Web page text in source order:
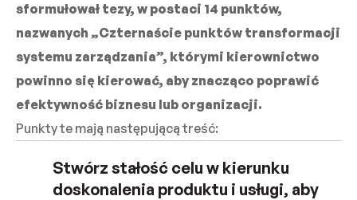
sformułował tezy, w postaci 14 punktów,
nazwanych „Czternaście punktów transformacji
systemu zarządzania”, którymi kierownictwo
powinno się kierować, aby znacząco poprawić
efektywność biznesu lub organizacji.
Punkty te mają następującą treść:
Stwórz stałość celu w kierunku
doskonalenia produktu i usługi, aby